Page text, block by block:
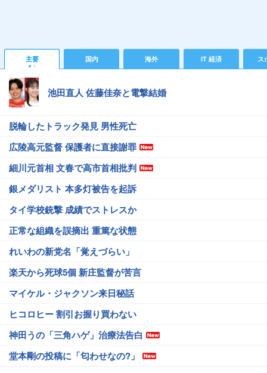
主要 国内 海外 IT 経済 ス
池田直人 佐藤佳奈と電撃結婚
脱輪したトラック発見 男性死亡
広陵高元監督 保護者に直接謝罪
細川元首相 文春で高市首相批判
銀メダリスト 本多灯被告を起訴
タイ学校銃撃 成績でストレスか
正常な組織を誤摘出 重篤な状態
れいわの新党名「覚えづらい」
楽天から死球5個 新庄監督が苦言
マイケル・ジャクソン来日秘話
ヒコロヒー 割引お握り買わない
神田うの「三角ハゲ」治療法告白
堂本剛の投稿に「匂わせなの?」